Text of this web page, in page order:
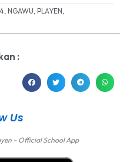
PLAYEN,
:
Us
– Official School App